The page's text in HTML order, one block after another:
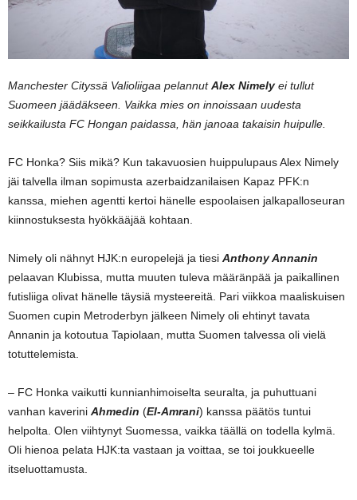
Manchester Cityssä Valioliigaa pelannutAlex Nimely ei tullut
Suomeen jäädäkseen. Vaikka mies on innoissaan uudesta
seikkailusta FC Hongan paidassa, hän janoaa takaisin huipulle.
FC Honka? Siis mikä? Kun takavuosien huippulupaus Alex Nimely
jäi talvella ilman sopimusta azerbaidzanilaisen Kapaz PFK:n
kanssa, miehen agentti kertoi hänelle espoolaisen jalkapalloseuran
kiinnostuksesta hyökkääjää kohtaan.
Nimely oli nähnyt HJK:n europelejä ja tiesi Anthony Annanin
pelaavan Klubissa, mutta muuten tuleva määränpää ja paikallinen
futisliiga olivat hänelle täysiä mysteereitä. Pari viikkoa maaliskuisen
Suomen cupin Metroderbyn jälkeen Nimely oli ehtinyt tavata
Annanin ja kotoutua Tapiolaan, mutta Suomen talvessa oli vielä
totuttelemista.
– FC Honka vaikutti kunnianhimoiselta seuralta, ja puhuttuani
vanhan kaverini Ahmedin (El-Amrani) kanssa päätös tuntui
helpolta. Olen viihtynyt Suomessa, vaikka täällä on todella kylmä.
Oli hienoa pelata HJK:ta vastaan ja voittaa, se toi joukkueelle
itseluottamusta.